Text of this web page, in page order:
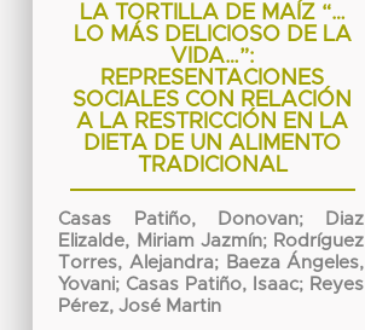
LA TORTILLA DE MAÍZ “…
LO MÁS DELICIOSO DE LA
VIDA…”:
REPRESENTACIONES
SOCIALES CON RELACIÓN
A LA RESTRICCIÓN EN LA
DIETA DE UN ALIMENTO
TRADICIONAL
Casas Patiño, Donovan;
Diaz
Elizalde, Miriam Jazmín; Rodríguez
Torres, Alejandra; Baeza Ángeles,
Yovani; Casas Patiño, Isaac; Reyes
Pérez, José Martin